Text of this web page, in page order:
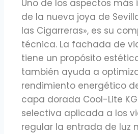
Uno de los aspectos más
de la nueva joya de
las Cigarreras», es su
técnica. La fachada de
tiene un propósito
también ayuda a
rendimiento energético
capa dorada Cool-Lite KG
selectiva aplicada a los
regular la entrada de luz